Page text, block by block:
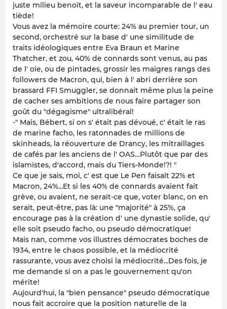
juste milieu benoit, et la saveur incomparable de l' eau
tiède!
Vous avez la mémoire courte: 24% au premier tour, un
second, orchestré sur la base d' une similitude de
traits idéologiques entre Eva Braun et Marine
Thatcher, et zou, 40% de connards sont venus, au pas
de l' oie, ou de pintades, grossir les maigres rangs des
followers de Macron, qui, bien à l' abri derrière son
brassard FFI Smuggler, se donnait même plus la peine
de cacher ses ambitions de nous faire partager son
goût du "dégagisme" ultralibéral!
-" Mais, Bébert, si on s' était pas dévoué, c' était le ras
de marine facho, les ratonnades de millions de
skinheads, la réouverture de Drancy, les mitraillages
de cafés par les anciens de l' OAS…Plutôt que par des
islamistes, d'accord, mais du Tiers-Monde!?! "
Ce que je sais, moi, c' est que Le Pen faisait 22% et
Macron, 24%...Et si les 40% de connards avaient fait
grève, ou avaient, ne serait-ce que, voter blanc, on en
serait, peut-être, pas là: une "majorité" à 25%, ça
encourage pas à la création d' une dynastie solide, qu'
elle soit pseudo facho, ou pseudo démocratique!
Mais nan, comme vos illustres démocrates boches de
1934, entre le chaos possible, et la médiocrité
rassurante, vous avez choisi la médiocrité...Des fois, je
me demande si on a pas le gouvernement qu'on
mérite!
Aujourd'hui, la "bien pensance" pseudo démocratique
nous fait accroire que la position naturelle de la